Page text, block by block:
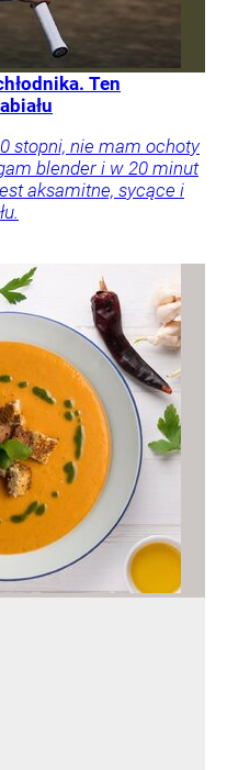
Ten
stopni, nie mam ochoty
blender i w 20 minut
aksamitne, sycące i